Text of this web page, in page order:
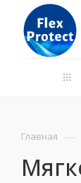
Главная —